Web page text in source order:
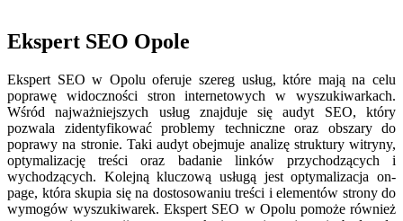
Ekspert SEO Opole
Ekspert SEO w Opolu oferuje szereg usług, które mają na celu
poprawę widoczności stron internetowych w wyszukiwarkach.
Wśród najważniejszych usług znajduje się audyt SEO, który
pozwala zidentyfikować problemy techniczne oraz obszary do
poprawy na stronie. Taki audyt obejmuje analizę struktury witryny,
optymalizację treści oraz badanie linków przychodzących i
wychodzących. Kolejną kluczową usługą jest optymalizacja on-
page, która skupia się na dostosowaniu treści i elementów strony do
wymogów wyszukiwarek. Ekspert SEO w Opolu pomoże również